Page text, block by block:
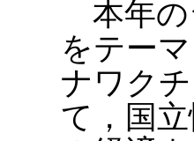
本年の
をテー
ナワク
て，国